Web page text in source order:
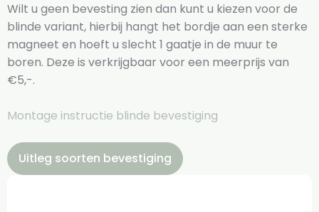
Wilt u geen bevesting zien dan kunt u kiezen voor de
blinde variant, hierbij hangt het bordje aan een sterke
magneet en hoeft u slecht 1 gaatje in de muur te
boren. Deze is verkrijgbaar voor een meerprijs van
€5,-.
Montage instructie blinde bevestiging
Uitleg soorten bevestiging